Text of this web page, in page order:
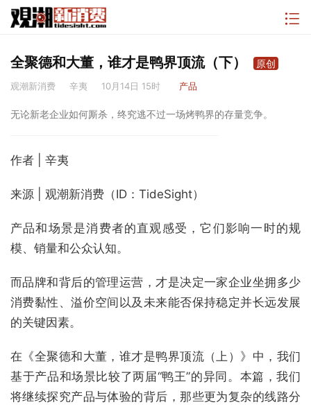
全聚德和大董，谁才是鸭界顶流（下） 原创
观潮新消费 辛夷 10月14日 15时 产品
无论新老企业如何厮杀，终究逃不过一场烤鸭界的存量竞争。
作者 | 辛夷
来源 | 观潮新消费（ID：TideSight）
产品和场景是消费者的直观感受，它们影响一时的规
模、销量和公众认知。
而品牌和背后的管理运营，才是决定一家企业坐拥多少
消费黏性、溢价空间以及未来能否保持稳定并长远发展
的关键因素。
在《全聚德和大董，谁才是鸭界顶流（上）》中，我们
基于产品和场景比较了两届“鸭王”的异同。本篇，我们
将继续探究产品与体验的背后，那些更为复杂的线路分